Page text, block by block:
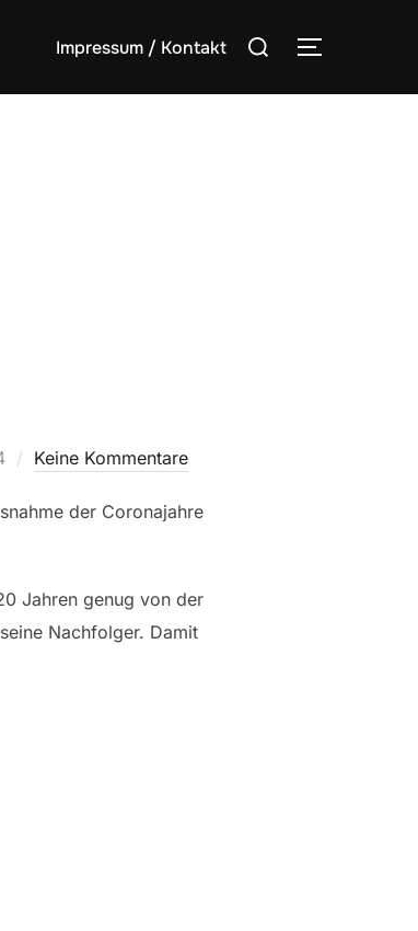
Impressum / Kontakt
Suchen
Keine Kommentare
der Coronajahre
Jahren genug von der
Nachfolger. Damit